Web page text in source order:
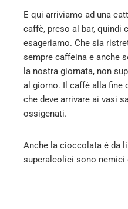
E qui arriviamo ad una
caffè, preso al bar, quindi
esageriamo. Che sia
sempre caffeina e anche
la nostra giornata, non
al giorno. Il caffè alla fine
che deve arrivare ai vasi
ossigenati.
Anche la cioccolata è da
superalcolici sono nemici